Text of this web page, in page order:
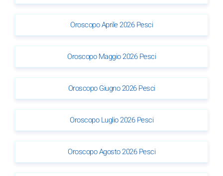
Oroscopo Aprile 2026 Pesci
Oroscopo Maggio 2026 Pesci
Oroscopo Giugno 2026 Pesci
Oroscopo Luglio 2026 Pesci
Oroscopo Agosto 2026 Pesci